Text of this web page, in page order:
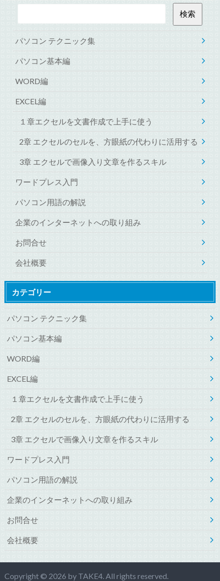
パソコン テクニック集
パソコン基本編
WORD編
EXCEL編
１章エクセルを文書作成で上手に使う
2章 エクセルのセルを、方眼紙の代わりに活用する
3章 エクセルで画像入り文章を作るスキル
ワードプレス入門
パソコン用語の解説
企業のインターネットへの取り組み
お問合せ
会社概要
カテゴリー
パソコン テクニック集
パソコン基本編
WORD編
EXCEL編
１章エクセルを文書作成で上手に使う
2章 エクセルのセルを、方眼紙の代わりに活用する
3章 エクセルで画像入り文章を作るスキル
ワードプレス入門
パソコン用語の解説
企業のインターネットへの取り組み
お問合せ
会社概要
Copyright © 2026 by TAKE4. All rights reserved.